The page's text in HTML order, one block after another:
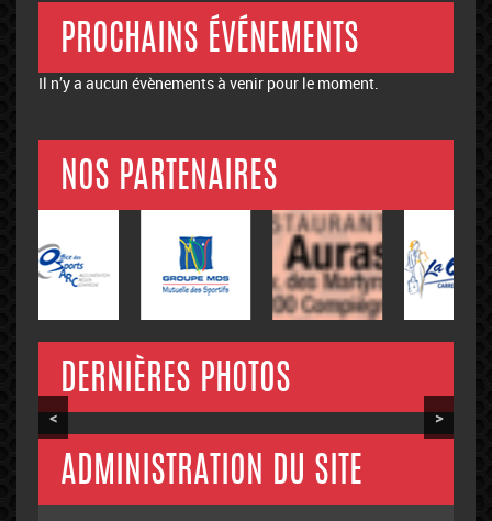
PROCHAINS ÉVÉNEMENTS
Il n’y a aucun évènements à venir pour le moment.
NOS PARTENAIRES
DERNIÈRES PHOTOS
< >
ADMINISTRATION DU SITE